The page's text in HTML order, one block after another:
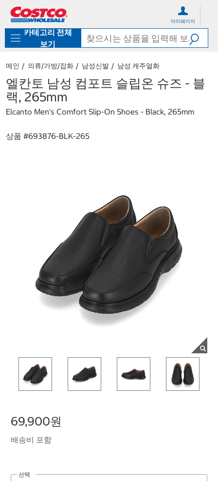
로
기
가
마이페이지
카테고리 전체
보기
메인 의류/가방/잡화 남성신발 남성 캐주얼화
엘칸토 남성 컴포트 슬립온 슈즈 - 블
랙, 265mm
Elcanto Men's Comfort Slip-On Shoes - Black, 265mm
상품 #693876-BLK-265
69,900원
배송비 포함
선택